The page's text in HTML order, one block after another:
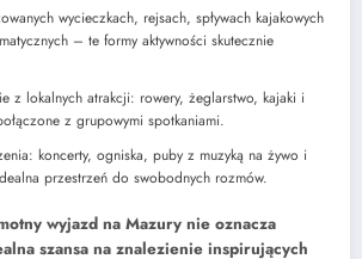
wycieczkach, rejsach, spływach kajakowych
– te formy aktywności skutecznie
z lokalnych atrakcji: rowery, żeglarstwo, kajaki i
z grupowymi spotkaniami.
koncerty, ogniska, puby z muzyką na żywo i
przestrzeń do swobodnych rozmów.
wyjazd na Mazury nie oznacza
szansa na znalezienie inspirujących